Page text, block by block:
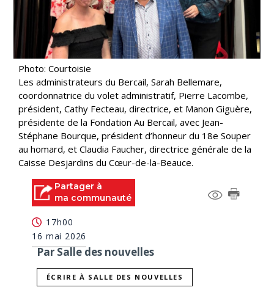
Photo: Courtoisie
Les administrateurs du Bercail, Sarah Bellemare,
coordonnatrice du volet administratif, Pierre Lacombe,
président, Cathy Fecteau, directrice, et Manon Giguère,
présidente de la Fondation Au Bercail, avec Jean-
Stéphane Bourque, président d’honneur du 18e Souper
au homard, et Claudia Faucher, directrice générale de la
Caisse Desjardins du Cœur-de-la-Beauce.
Partager à
ma communauté
17h00
16 mai 2026
Par Salle des nouvelles
ÉCRIRE À SALLE DES NOUVELLES